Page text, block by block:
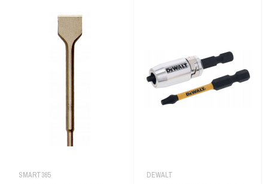
SMART365 DEWALT